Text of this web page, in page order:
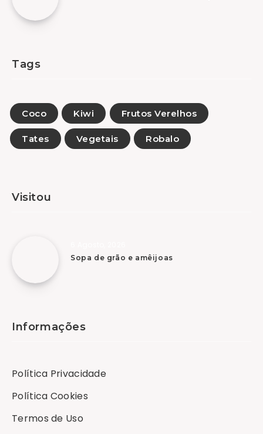
Tags
Coco Kiwi Frutos Verelhos
Tates Vegetais Robalo
Visitou
Sopa de grão e amêijoas
Informações
Política Privacidade
Política Cookies
Termos de Uso